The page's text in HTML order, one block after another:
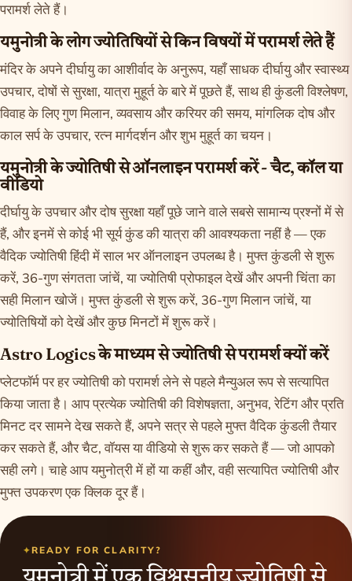
परामर्श लेते हैं।
यमुनोत्री के लोग ज्योतिषियों से किन विषयों में परामर्श लेते हैं
मंदिर के अपने दीर्घायु का आशीर्वाद के अनुरूप, यहाँ साधक दीर्घायु और स्वास्थ्य
उपचार, दोषों से सुरक्षा, यात्रा मुहूर्त के बारे में पूछते हैं, साथ ही कुंडली विश्लेषण,
विवाह के लिए गुण मिलान, व्यवसाय और करियर की समय, मांगलिक दोष और
काल सर्प के उपचार, रत्न मार्गदर्शन और शुभ मुहूर्त का चयन।
यमुनोत्री के ज्योतिषी से ऑनलाइन परामर्श करें - चैट, कॉल या
वीडियो
दीर्घायु के उपचार और दोष सुरक्षा यहाँ पूछे जाने वाले सबसे सामान्य प्रश्नों में से
हैं, और इनमें से कोई भी सूर्य कुंड की यात्रा की आवश्यकता नहीं है — एक
वैदिक ज्योतिषी हिंदी में साल भर ऑनलाइन उपलब्ध है। मुफ्त कुंडली से शुरू
करें, 36-गुण संगतता जांचें, या ज्योतिषी प्रोफाइल देखें और अपनी चिंता का
सही मिलान खोजें। मुफ्तकुंडलीसे शुरू करें, 36-गुण मिलानजांचें, या
ज्योतिषियों को देखेंऔर कुछ मिनटों में शुरू करें।
Astro Logics के माध्यम से ज्योतिषी से परामर्श क्यों करें
प्लेटफॉर्म पर हर ज्योतिषी को परामर्श लेने से पहले मैन्युअल रूप से सत्यापित
किया जाता है। आप प्रत्येक ज्योतिषी की विशेषज्ञता, अनुभव, रेटिंग और प्रति
मिनट दर सामने देख सकते हैं, अपने सत्र से पहले मुफ्त वैदिक कुंडली तैयार
कर सकते हैं, और चैट, वॉयस या वीडियो से शुरू कर सकते हैं — जो आपको
सही लगे। चाहे आप यमुनोत्री में हों या कहीं और, वही सत्यापित ज्योतिषी और
मुफ्त उपकरण एक क्लिक दूर हैं।
READY FOR CLARITY?